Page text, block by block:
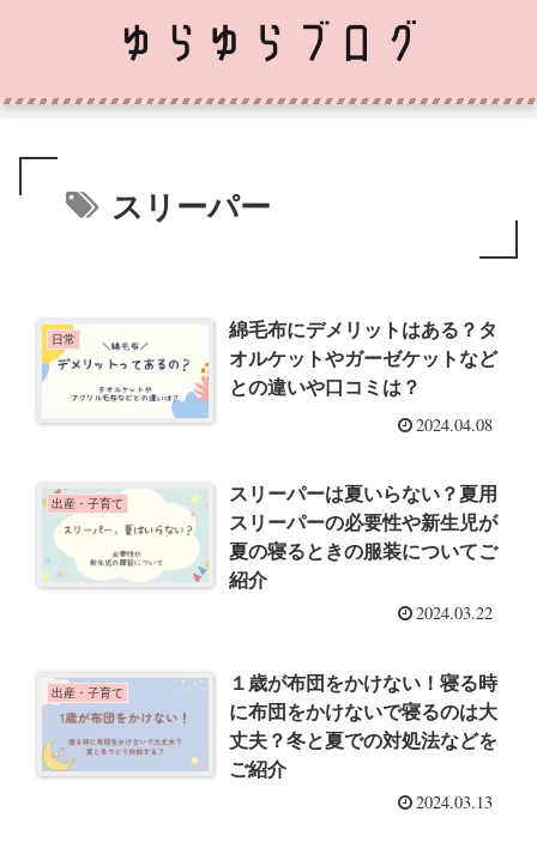
スリーパー
日常
綿毛布にデメリットはある？タ
オルケットやガーゼケットなど
との違いや口コミは？
2024.04.08
出産・子育て
スリーパーは夏いらない？夏用
スリーパーの必要性や新生児が
夏の寝るときの服装についてご
紹介
2024.03.22
出産・子育て
１歳が布団をかけない！寝る時
に布団をかけないで寝るのは大
丈夫？冬と夏での対処法などを
ご紹介
2024.03.13